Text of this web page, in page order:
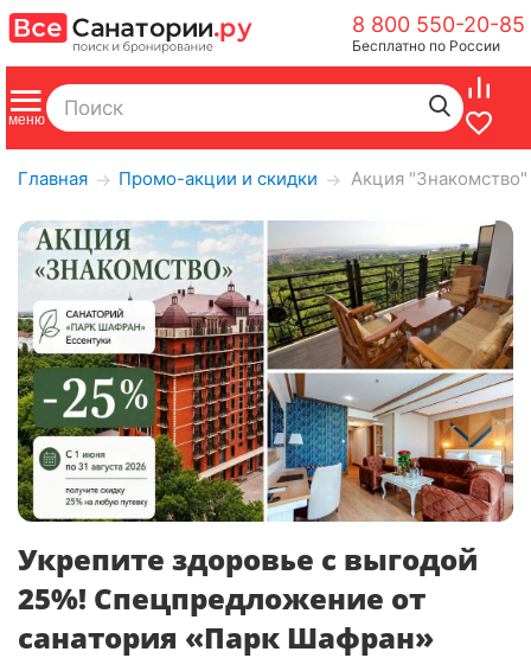
8 800 550-20-85
Бесплатно по России
Главная → Промо-акции и скидки → Акция "Знакомство"
Укрепите здоровье с выгодой
25%! Спецпредложение от
санатория «Парк Шафран»